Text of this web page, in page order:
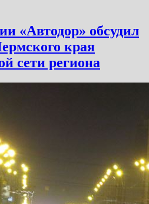
«Автодор» обсудил
края
сети региона